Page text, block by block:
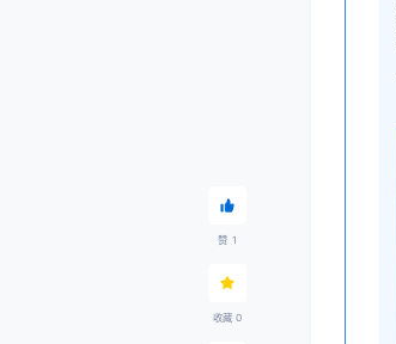
赞 1
收藏 0